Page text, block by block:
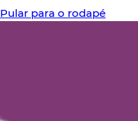
Pular para o rodapé